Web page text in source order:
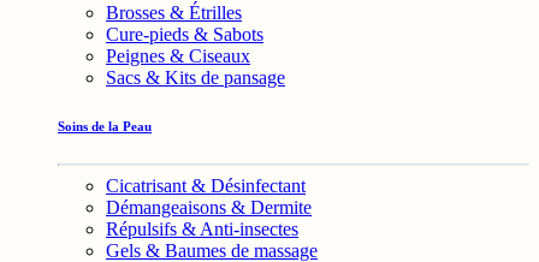
Brosses & Étrilles
Cure-pieds & Sabots
Peignes & Ciseaux
Sacs & Kits de pansage
Soins de la Peau
Cicatrisant & Désinfectant
Démangeaisons & Dermite
Répulsifs & Anti-insectes
Gels & Baumes de massage